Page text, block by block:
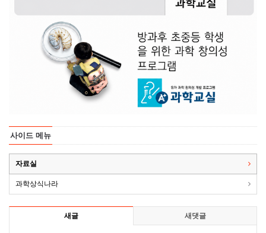
사이드 메뉴
자료실
과학상식나라
새글 새댓글